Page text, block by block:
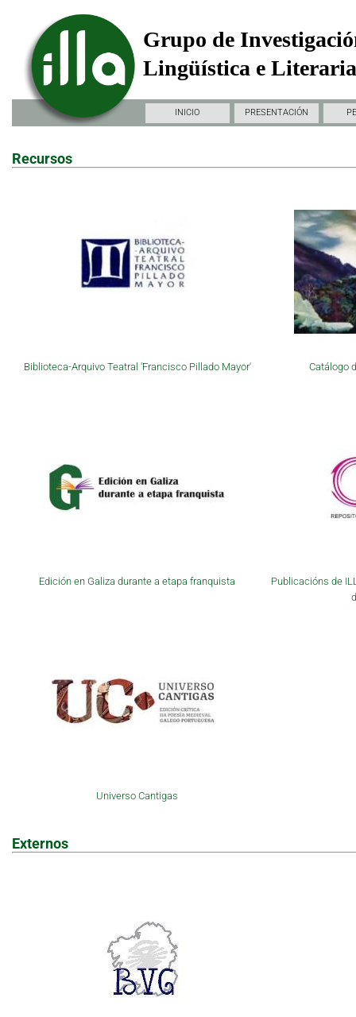
Grupo de
Lingüística e
INICIO PRESENTACIÓN
Recursos
Biblioteca-Arquivo Teatral 'Francisco Pillado Mayor' Catálogo
Edición en Galiza durante a etapa franquista
Publicacións de
Universo Cantigas
Externos